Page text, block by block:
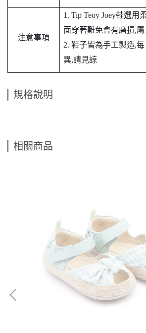
注意事項
1. Tip Teoy Joey鞋選用
面穿著難免會有磨損,
2. 鞋子皆為手工製造,每
異,請見諒
規格說明
相關商品